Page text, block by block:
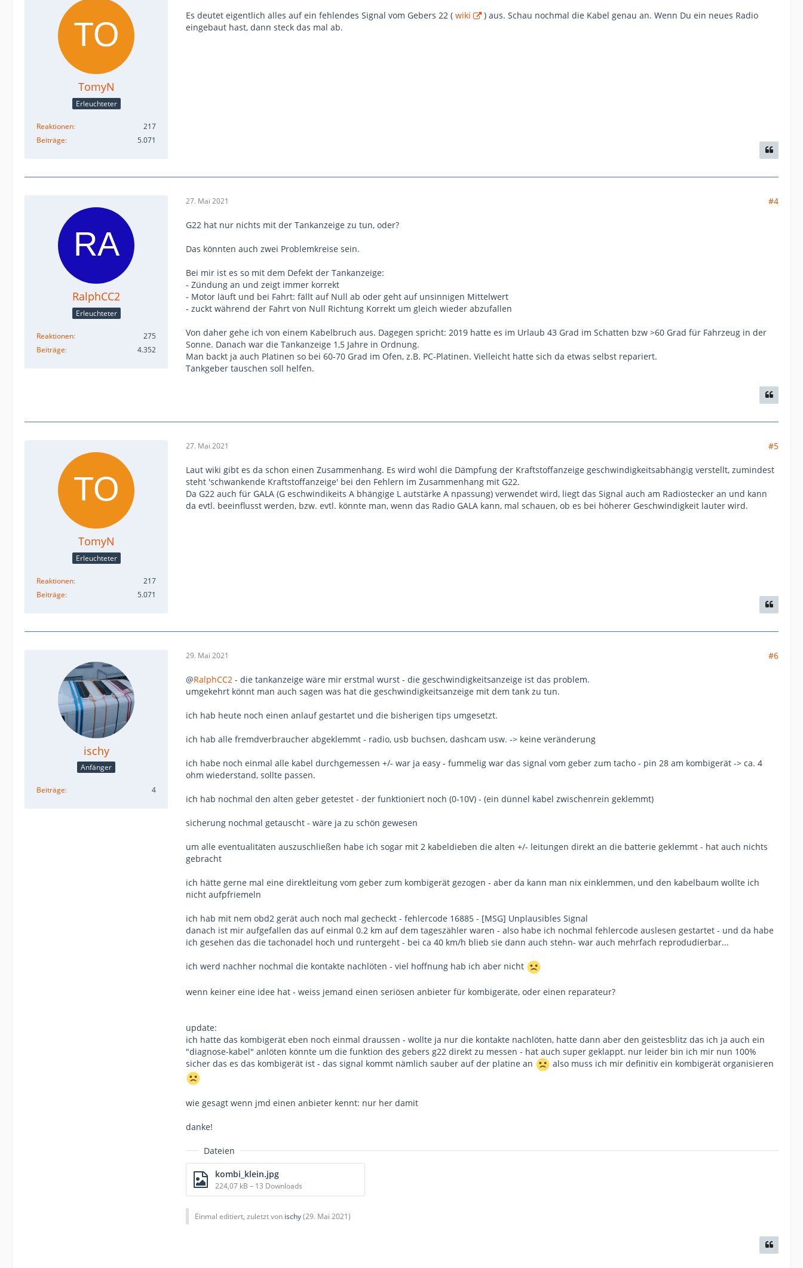
TomyN
Erleuchteter
Reaktionen
217
Beiträge
5.071
Es deutet eigentlich alles auf ein fehlendes Signal vom Gebers 22 ( wiki
) aus. Schau nochmal die Kabel genau an. Wenn Du ein neues Radio
eingebaut hast, dann steck das mal ab.
RalphCC2
Erleuchteter
Reaktionen
275
Beiträge
4.352
27. Mai 2021 #4
G22 hat nur nichts mit der Tankanzeige zu tun, oder?
Das könnten auch zwei Problemkreise sein.
Bei mir ist es so mit dem Defekt der Tankanzeige:
- Zündung an und zeigt immer korrekt
- Motor läuft und bei Fahrt: fällt auf Null ab oder geht auf unsinnigen Mittelwert
- zuckt während der Fahrt von Null Richtung Korrekt um gleich wieder abzufallen
Von daher gehe ich von einem Kabelbruch aus. Dagegen spricht: 2019 hatte es im Urlaub 43 Grad im Schatten bzw >60 Grad für Fahrzeug in der
Sonne. Danach war die Tankanzeige 1,5 Jahre in Ordnung.
Man backt ja auch Platinen so bei 60-70 Grad im Ofen, z.B. PC-Platinen. Vielleicht hatte sich da etwas selbst repariert.
Tankgeber tauschen soll helfen.
TomyN
Erleuchteter
Reaktionen
217
Beiträge
5.071
27. Mai 2021 #5
Laut wiki gibt es da schon einen Zusammenhang. Es wird wohl die Dämpfung der Kraftstoffanzeige geschwindigkeitsabhängig verstellt, zumindest
steht 'schwankende Kraftstoffanzeige' bei den Fehlern im Zusammenhang mit G22.
Da G22 auch für GALA (G eschwindikeits A bhängige L autstärke A npassung) verwendet wird, liegt das Signal auch am Radiostecker an und kann
da evtl. beeinflusst werden, bzw. evtl. könnte man, wenn das Radio GALA kann, mal schauen, ob es bei höherer Geschwindigkeit lauter wird.
ischy
Anfänger
Beiträge 4
29. Mai 2021 #6
@RalphCC2 - die tankanzeige wäre mir erstmal wurst - die geschwindigkeitsanzeige ist das problem.
umgekehrt könnt man auch sagen was hat die geschwindigkeitsanzeige mit dem tank zu tun.
ich hab heute noch einen anlauf gestartet und die bisherigen tips umgesetzt.
ich hab alle fremdverbraucher abgeklemmt - radio, usb buchsen, dashcam usw. -> keine veränderung
ich habe noch einmal alle kabel durchgemessen +/- war ja easy - fummelig war das signal vom geber zum tacho - pin 28 am kombigerät -> ca. 4
ohm wiederstand, sollte passen.
ich hab nochmal den alten geber getestet - der funktioniert noch (0-10V) - (ein dünnel kabel zwischenrein geklemmt)
sicherung nochmal getauscht - wäre ja zu schön gewesen
um alle eventualitäten auszuschließen habe ich sogar mit 2 kabeldieben die alten +/- leitungen direkt an die batterie geklemmt - hat auch nichts
gebracht
ich hätte gerne mal eine direktleitung vom geber zum kombigerät gezogen - aber da kann man nix einklemmen, und den kabelbaum wollte ich
nicht aufpfriemeln
ich hab mit nem obd2 gerät auch noch mal gecheckt - fehlercode 16885 - [MSG] Unplausibles Signal
danach ist mir aufgefallen das auf einmal 0.2 km auf dem tageszähler waren - also habe ich nochmal fehlercode auslesen gestartet - und da habe
ich gesehen das die tachonadel hoch und runtergeht - bei ca 40 km/h blieb sie dann auch stehn- war auch mehrfach reprodudierbar...
ich werd nachher nochmal die kontakte nachlöten - viel hoffnung hab ich aber nicht
wenn keiner eine idee hat - weiss jemand einen seriösen anbieter für kombigeräte, oder einen reparateur?
update:
ich hatte das kombigerät eben noch einmal draussen - wollte ja nur die kontakte nachlöten, hatte dann aber den geistesblitz das ich ja auch ein
"diagnose-kabel" anlöten könnte um die funktion des gebers g22 direkt zu messen - hat auch super geklappt. nur leider bin ich mir nun 100%
sicher das es das kombigerät ist - das signal kommt nämlich sauber auf der platine an
also muss ich mir definitiv ein kombigerät organisieren
wie gesagt wenn jmd einen anbieter kennt: nur her damit
danke!
Dateien
kombi_klein.jpg
224,07 kB – 13 Downloads
Einmal editiert, zuletzt von ischy(29. Mai 2021)